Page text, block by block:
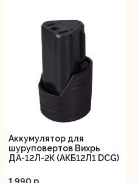
Аккумулятор для
шуруповертов Вихрь
ДА-12Л-2К (АКБ12Л1 DCG)